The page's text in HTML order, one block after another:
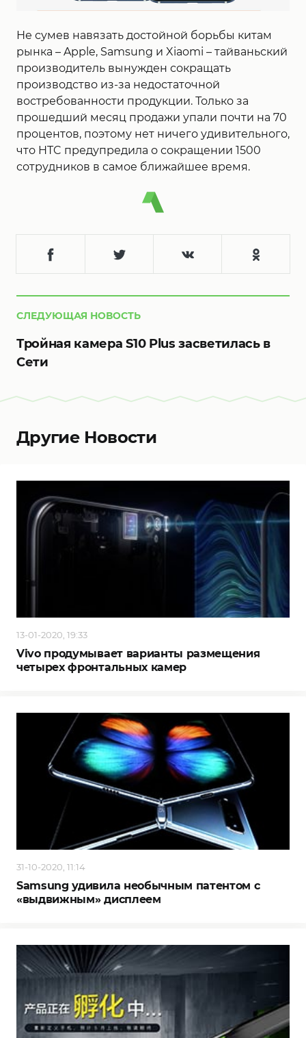
Не сумев навязать достойной борьбы китам
рынка – Apple, Samsung и Xiaomi – тайваньский
производитель вынужден сокращать
производство из-за недостаточной
востребованности продукции. Только за
прошедший месяц продажи упали почти на 70
процентов, поэтому нет ничего удивительного,
что HTC предупредила о сокращении 1500
сотрудников в самое ближайшее время.
СЛЕДУЮЩАЯ НОВОСТЬ
Тройная камера S10 Plus засветилась в
Сети
Другие Новости
13-01-2020, 19:33
Vivo продумывает варианты размещения
четырех фронтальных камер
31-10-2020, 11:14
Samsung удивила необычным патентом с
«выдвижным» дисплеем